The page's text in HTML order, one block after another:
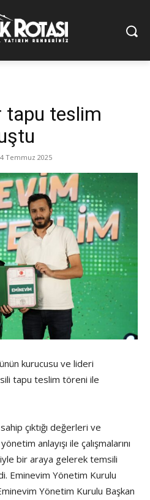
tapu teslim
Temmuz 2025
kurucusu ve lideri
tapu teslim töreni ile
çıktığı değerleri ve
anlayışı ile çalışmalarını
bir araya gelerek temsili
Eminevim Yönetim Kurulu
Yönetim Kurulu Başkan